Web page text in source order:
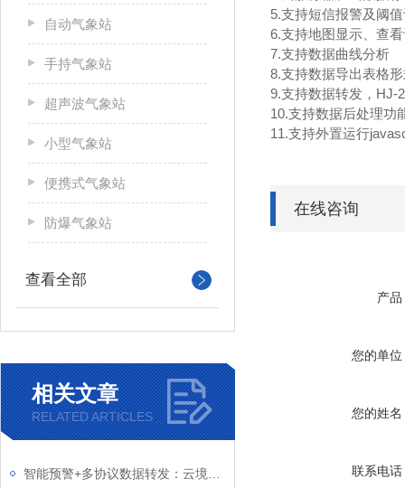
自动气象站
手持气象站
超声波气象站
小型气象站
便携式气象站
防爆气象站
查看全部
相关文章
RELATED ARTICLES
5.支持短信报警及阈
6.支持地图显示、查
7.支持数据曲线分析
8.支持数据导出表格
9.支持数据转发，HJ-
10.支持数据后处理功
11.支持外置运行
在线咨询
产品
您的单位
您的姓名
联系电话